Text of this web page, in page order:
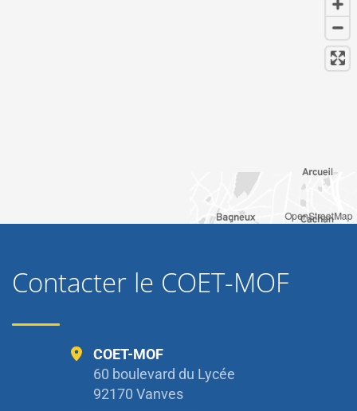
OpenStreetMap
Contacter le COET-MOF
COET-MOF
60 boulevard du Lycée
92170 Vanves